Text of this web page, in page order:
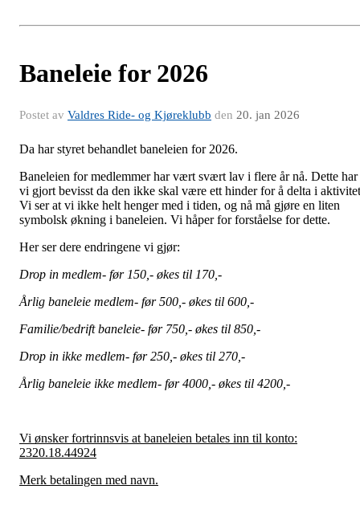
Baneleie for 2026
Postet av Valdres Ride- og Kjøreklubb den 20. jan 2026
Da har styret behandlet baneleien for 2026.
Baneleien for medlemmer har vært svært lav i flere år nå. Dette har
vi gjort bevisst da den ikke skal være ett hinder for å delta i
Vi ser at vi ikke helt henger med i tiden, og nå må gjøre en liten
symbolsk økning i baneleien. Vi håper for forståelse for dette.
Her ser dere endringene vi gjør:
Drop in medlem- før 150,- økes til 170,-
Årlig baneleie medlem- før 500,- økes til 600,-
Familie/bedrift baneleie- før 750,- økes til 850,-
Drop in ikke medlem- før 250,- økes til 270,-
Årlig baneleie ikke medlem- før 4000,- økes til 4200,-
Vi ønsker fortrinnsvis at baneleien betales inn til konto:
2320.18.44924
Merk betalingen med navn.